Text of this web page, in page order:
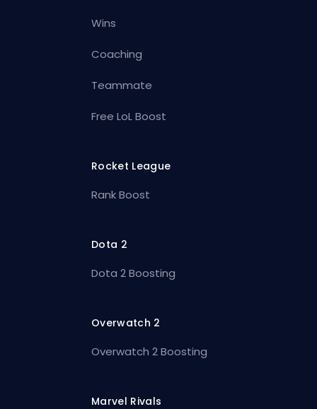
Wins
Coaching
Teammate
Free LoL Boost
Rocket League
Rank Boost
Dota 2
Dota 2 Boosting
Overwatch 2
Overwatch 2 Boosting
Marvel Rivals